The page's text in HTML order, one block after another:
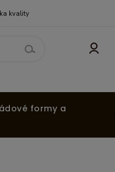
kvality
formy a